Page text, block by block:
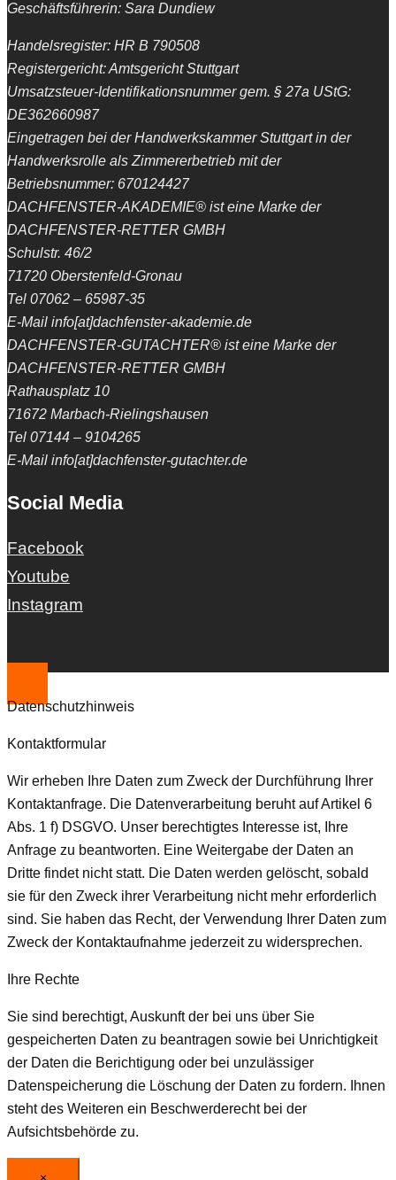
Geschäftsführerin: Sara Dundiew
Handelsregister: HR B 790508
Registergericht: Amtsgericht Stuttgart
Umsatzsteuer-Identifikationsnummer gem. § 27a UStG:
DE362660987
Eingetragen bei der Handwerkskammer Stuttgart in der
Handwerksrolle als Zimmererbetrieb mit der
Betriebsnummer: 670124427
DACHFENSTER-AKADEMIE® ist eine Marke der
DACHFENSTER-RETTER GMBH
Schulstr. 46/2
71720 Oberstenfeld-Gronau
Tel 07062 – 65987-35
E-Mail info[at]dachfenster-akademie.de
DACHFENSTER-GUTACHTER® ist eine Marke der
DACHFENSTER-RETTER GMBH
Rathausplatz 10
71672 Marbach-Rielingshausen
Tel 07144 – 9104265
E-Mail info[at]dachfenster-gutachter.de
Social Media
Facebook
Youtube
Instagram
Datenschutzhinweis
Kontaktformular
Wir erheben Ihre Daten zum Zweck der Durchführung Ihrer
Kontaktanfrage. Die Datenverarbeitung beruht auf Artikel 6
Abs. 1 f) DSGVO. Unser berechtigtes Interesse ist, Ihre
Anfrage zu beantworten. Eine Weitergabe der Daten an
Dritte findet nicht statt. Die Daten werden gelöscht, sobald
sie für den Zweck ihrer Verarbeitung nicht mehr erforderlich
sind. Sie haben das Recht, der Verwendung Ihrer Daten zum
Zweck der Kontaktaufnahme jederzeit zu widersprechen.
Ihre Rechte
Sie sind berechtigt, Auskunft der bei uns über Sie
gespeicherten Daten zu beantragen sowie bei Unrichtigkeit
der Daten die Berichtigung oder bei unzulässiger
Datenspeicherung die Löschung der Daten zu fordern. Ihnen
steht des Weiteren ein Beschwerderecht bei der
Aufsichtsbehörde zu.